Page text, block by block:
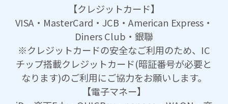
【クレジットカード】
VISA・MasterCard・JCB・American Express・
Diners Club・銀聯
※クレジットカードの安全なご利用のため、IC
チップ搭載クレジットカード(暗証番号が必要と
なります)のご利用にご協力をお願いします。
【電子マネー】